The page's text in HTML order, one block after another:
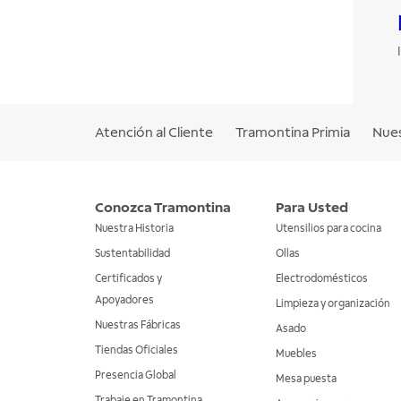
Atención al Cliente Tramontina Primia
Conozca Tramontina
Nuestra Historia
Sustentabilidad
Certificados y
Apoyadores
Nuestras Fábricas
Tiendas Oficiales
Presencia Global
Para Usted
Utensilios para cocina
Ollas
Electrodomésticos
Limpieza y organización
Asado
Muebles
Mesa puesta